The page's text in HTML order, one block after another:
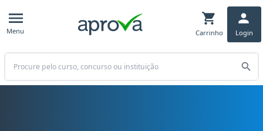
Menu Carrinho Login
Buscar